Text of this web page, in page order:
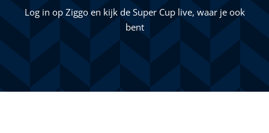
Log in op Ziggo en kijk de Super Cup live, waar je ook
bent